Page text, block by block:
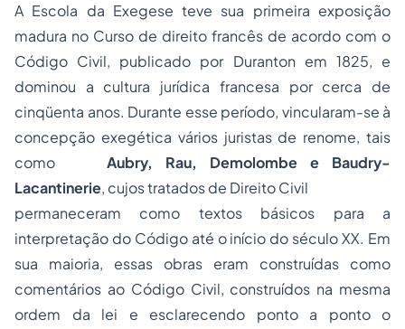
A Escola da Exegese teve sua primeira exposição
madura no Curso de direito francês de acordo com o
Código Civil, publicado por Duranton em 1825, e
dominou a cultura jurídica francesa por cerca de
cinqüenta anos. Durante esse período, vincularam-se à
concepção exegética vários juristas de renome, tais
como Aubry, Rau, Demolombe e Baudry-
Lacantinerie, cujos tratados de Direito Civil
permaneceram como textos básicos para a
interpretação do Código até o início do século XX. Em
sua maioria, essas obras eram construídas como
comentários ao Código Civil, construídos na mesma
ordem da lei e esclarecendo ponto a ponto o